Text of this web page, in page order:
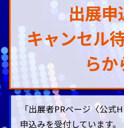
出展申
キャンセル
らか
「出展者PRページ〈公式
申込みを受付しています。